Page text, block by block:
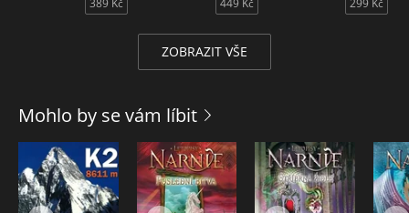
389 Kč 449 Kč 299 Kč
ZOBRAZIT VŠE
Mohlo by se vám líbit